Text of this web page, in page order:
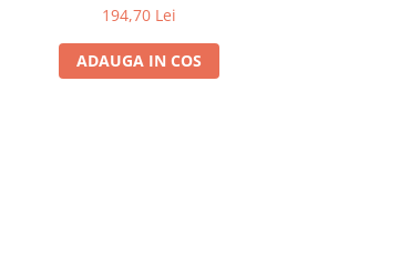
194,70 Lei
ADAUGA IN COS